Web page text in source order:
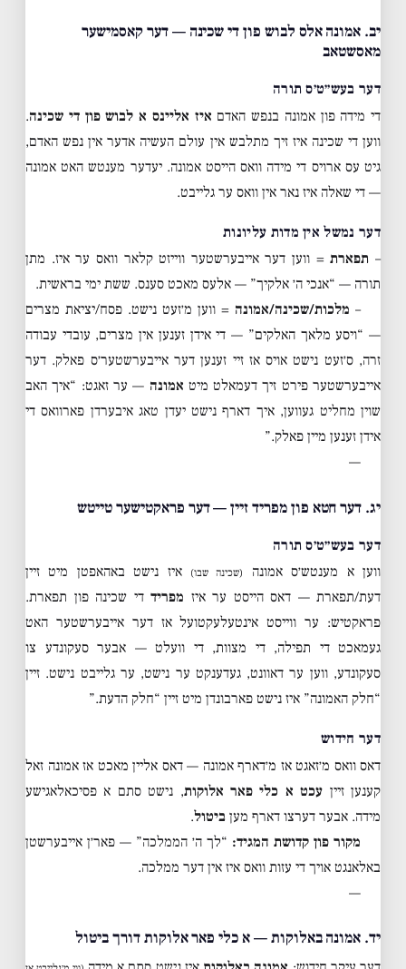
יב. אמונה אלס לבוש פון די שכינה — דער קאסמישער
מאסשטאב
דער בעש״ט׳ס תורה
די מידה פון אמונה בנפש האדם איז אליינס א לבוש פון די שכינה.
ווען די שכינה איז זיך מתלבש אין עולם העשיה אדער אין נפש האדם,
גיט עס ארויס די מידה וואס הייסט אמונה. יעדער מענטש האט אמונה
— די שאלה איז נאר אין וואס ער גלייבט.
דער נמשל אין מדות עליונות
– תפארת= ווען דער אייבערשטער ווייזט קלאר וואס ער איז. מתן
תורה — “אנכי ה׳ אלקיך” — אלעס מאכט סענס. ששת ימי בראשית.
– מלכות/שכינה/אמונה = ווען מ׳זעט נישט. פסח/יציאת מצרים
— “ויסע מלאך האלקים” — די אידן זענען אין מצרים, עובדי עבודה
זרה, ס׳זעט נישט אויס אז זיי זענען דער אייבערשטער׳ס פאלק. דער
אייבערשטער פירט זיך דעמאלט מיט אמונה — ער זאגט: “איך האב
שוין מחליט געווען, איך דארף נישט יעדן טאג איבערדן פארוואס די
אידן זענען מיין פאלק.”
—
יג. דער חטא פון מפריד זיין — דער פראקטישער טייטש
דער בעש״ט׳ס תורה
ווען א מענטש׳ס אמונה
(שכינה שבו)
איז נישט באהאפטן מיט זיין
דעת/תפארת — דאס הייסט ער איז מפריד די שכינה פון תפארת.
פראקטיש: ער ווייסט אינטעלעקטועל אז דער אייבערשטער האט
געמאכט די תפילה, די מצוות, די וועלט — אבער סעקונדע צו
סעקונדע, ווען ער דאוונט, געדענקט ער נישט, ער גלייבט נישט. זיין
“חלק האמונה” איז נישט פארבונדן מיט זיין “חלק הדעת.”
דער חידוש
דאס וואס מ׳זאגט אז מ׳דארף אמונה — דאס אליין מאכט אז אמונה זאל
קענען זיין עכט א כלי פאר אלוקות, נישט סתם א פסיכאלאגישע
מידה. אבער דערצו דארף מען ביטול.
מקור פון קדושת המגיד: “לך ה׳ הממלכה” — פאר׳ן אייבערשטן
באלאנגט אויך די עזות וואס איז אין דער ממלכה.
—
יד. אמונה באלוקות — א כלי פאר אלוקות דורך ביטול